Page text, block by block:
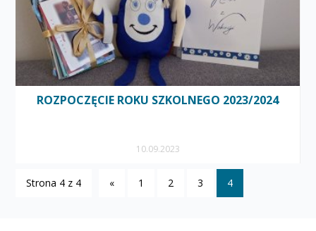
ROZPOCZĘCIE ROKU SZKOLNEGO 2023/2024
10.09.2023
Strona 4 z 4 « 1 2 3 4